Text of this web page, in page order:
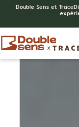
Double Sens et